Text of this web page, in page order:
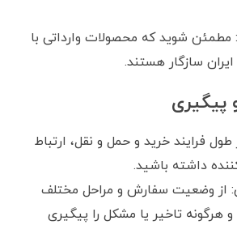
مطمئن شوید که محصولات وارداتی با
سازگار هستند.
طول فرایند خرید و حمل و نقل، ارتباط
داشته باشید.
از وضعیت سفارش و مراحل مختلف
هرگونه تاخیر یا مشکل را پیگیری